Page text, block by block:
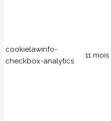
cookielawinfo-
checkbox-analytics
11 mois